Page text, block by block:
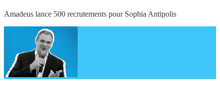
Amadeus lance 500 recrutements pour Sophia Antipolis